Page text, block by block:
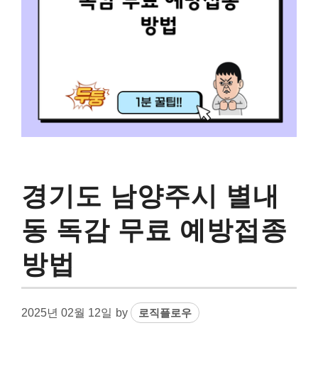
경기도 남양주시 별내
동 독감 무료 예방접종
방법
2025년 02월 12일 by 로직플로우